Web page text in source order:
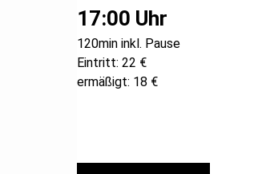
17:00 Uhr
120min inkl. Pause
Eintritt: 22 €
ermäßigt: 18 €